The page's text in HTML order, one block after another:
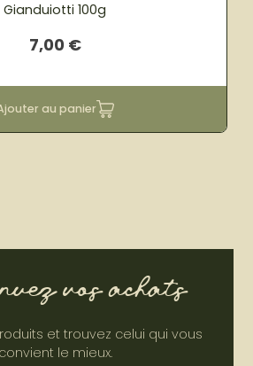
Gianduiotti 100g
7,00 €
au panier
vos achats
et trouvez celui qui vous
convient le mieux.